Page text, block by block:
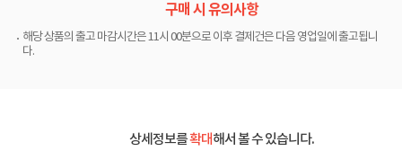
구매 시 유의사항
해당 상품의 출고 마감시간은 11시 00분으로 이후 결제건은 다음 영업일에 출고됩니
다.
상세정보를확대해서 볼 수 있습니다.